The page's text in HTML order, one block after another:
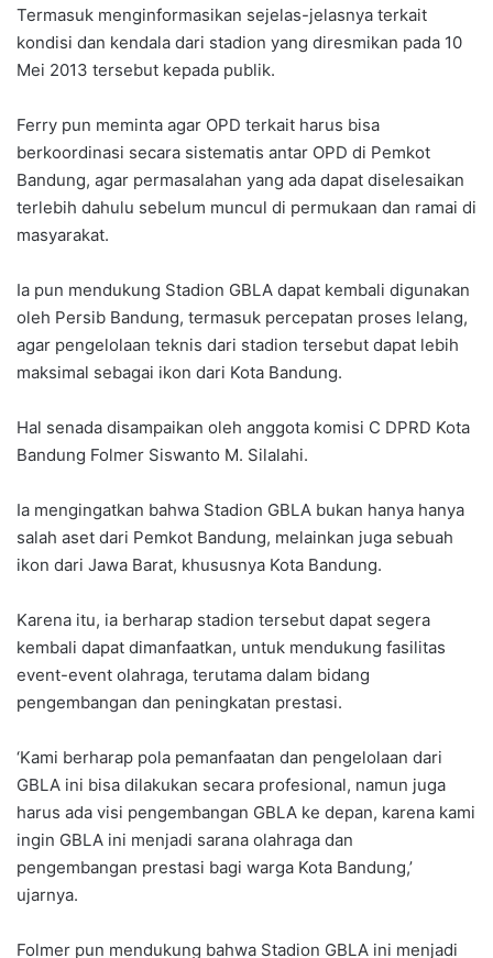
Termasuk menginformasikan sejelas-jelasnya terkait
kondisi dan kendala dari stadion yang diresmikan pada 10
Mei 2013 tersebut kepada publik.
Ferry pun meminta agar OPD terkait harus bisa
berkoordinasi secara sistematis antar OPD di Pemkot
Bandung, agar permasalahan yang ada dapat diselesaikan
terlebih dahulu sebelum muncul di permukaan dan ramai di
masyarakat.
Ia pun mendukung Stadion GBLA dapat kembali digunakan
oleh Persib Bandung, termasuk percepatan proses lelang,
agar pengelolaan teknis dari stadion tersebut dapat lebih
maksimal sebagai ikon dari Kota Bandung.
Hal senada disampaikan oleh anggota komisi C DPRD Kota
Bandung Folmer Siswanto M. Silalahi.
Ia mengingatkan bahwa Stadion GBLA bukan hanya hanya
salah aset dari Pemkot Bandung, melainkan juga sebuah
ikon dari Jawa Barat, khususnya Kota Bandung.
Karena itu, ia berharap stadion tersebut dapat segera
kembali dapat dimanfaatkan, untuk mendukung fasilitas
event-event olahraga, terutama dalam bidang
pengembangan dan peningkatan prestasi.
‘Kami berharap pola pemanfaatan dan pengelolaan dari
GBLA ini bisa dilakukan secara profesional, namun juga
harus ada visi pengembangan GBLA ke depan, karena kami
ingin GBLA ini menjadi sarana olahraga dan
pengembangan prestasi bagi warga Kota Bandung,’
ujarnya.
Folmer pun mendukung bahwa Stadion GBLA ini menjadi